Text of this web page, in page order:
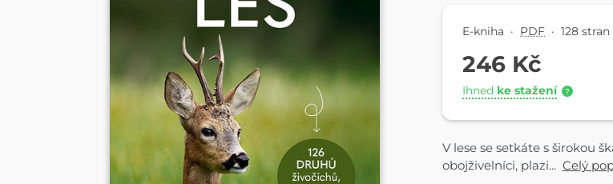
E-kniha · PDF · 128 stran
246 Kč
Ihned ke stažení ?
V lese se setkáte s širokou
obojživelníci, plazi... Celý